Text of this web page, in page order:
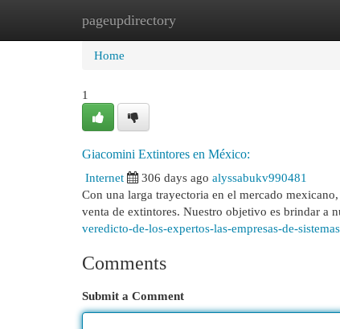
pageupdirectory
Home New Site Listings
Home
1
Giacomini Extintores en México:
Internet
306 days ago alyssabukv990481
Con una larga trayectoria en el mercado
venta de extintores. Nuestro objetivo es brindar a
veredicto-de-los-expertos-las-empresas-de-
Comments
Submit a Comment